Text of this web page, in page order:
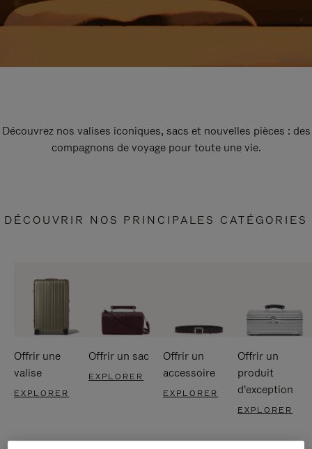
Découvrez nos valises iconiques, sacs et nouvelles pièces : des
compagnons de voyage pour toute une vie.
DÉCOUVRIR NOS PRINCIPALES CATÉGORIES
Offrir une
valise
EXPLORER
Offrir un sac
EXPLORER
Offrir un
accessoire
EXPLORER
Offrir un
produit
d'exception
EXPLORER